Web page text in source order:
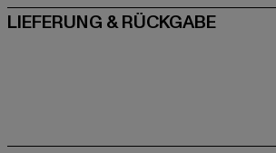
LIEFERUNG & RÜCKGABE